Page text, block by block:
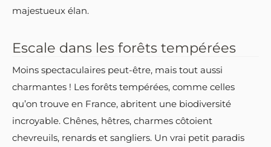
majestueux élan.
Escale dans les forêts tempérées
Moins spectaculaires peut-être, mais tout aussi
charmantes ! Les forêts tempérées, comme celles
qu’on trouve en France, abritent une biodiversité
incroyable. Chênes, hêtres, charmes côtoient
chevreuils, renards et sangliers. Un vrai petit paradis